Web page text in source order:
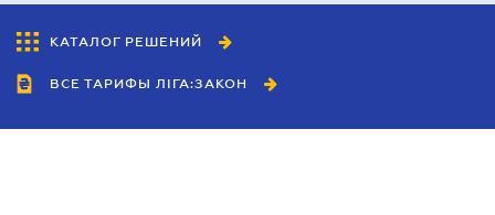
КАТАЛОГ РЕШЕНИЙ
ВСЕ ТАРИФЫ ЛІГА:ЗАКОН